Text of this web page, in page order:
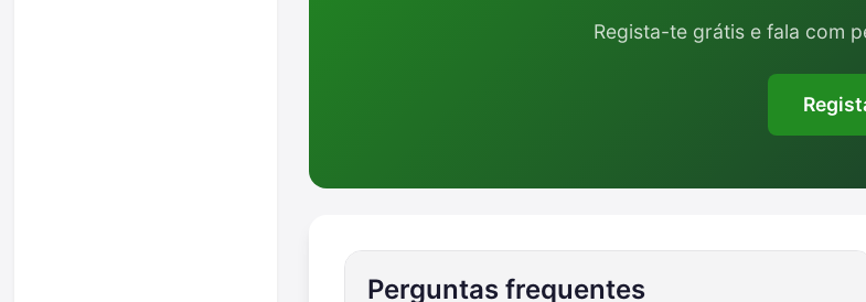
Regista-te grátis e fala com
Perguntas frequentes